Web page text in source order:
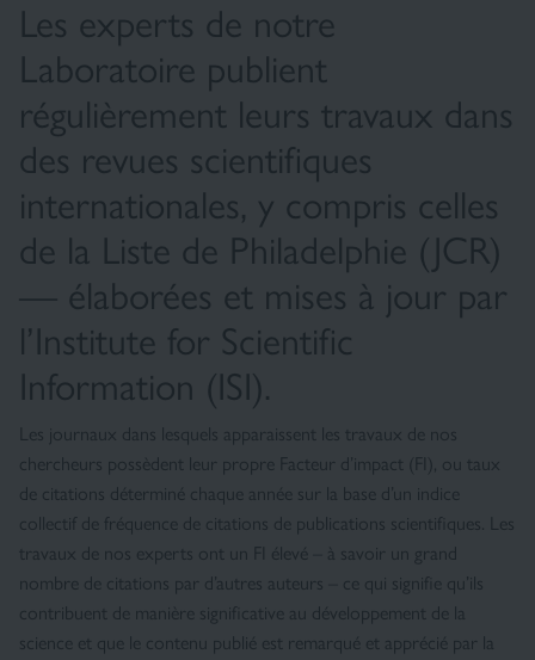
Les experts de notre
Laboratoire publient
régulièrement leurs travaux dans
des revues scientifiques
internationales, y compris celles
de la Liste de Philadelphie (JCR)
— élaborées et mises à jour par
l’Institute for Scientific
Information (ISI).
Les journaux dans lesquels apparaissent les travaux de nos
chercheurs possèdent leur propre Facteur d’impact (FI), ou taux
de citations déterminé chaque année sur la base d’un indice
collectif de fréquence de citations de publications scientifiques. Les
travaux de nos experts ont un FI élevé – à savoir un grand
nombre de citations par d’autres auteurs – ce qui signifie qu’ils
contribuent de manière significative au développement de la
science et que le contenu publié est remarqué et apprécié par la